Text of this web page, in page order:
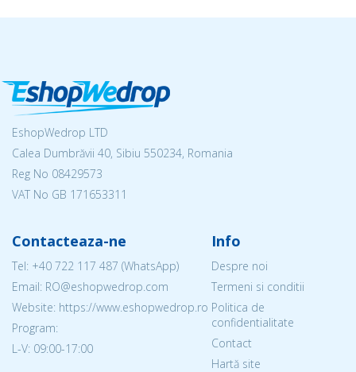
EshopWedrop LTD
Calea Dumbrăvii 40, Sibiu 550234, Romania
Reg No 08429573
VAT No GB 171653311
Contacteaza-ne
Tel: +40 722 117 487 (WhatsApp)
Email: RO@eshopwedrop.com
Website: https://www.eshopwedrop.ro
Program:
L-V: 09:00-17:00
Info
Despre noi
Termeni si conditii
Politica de
confidentialitate
Contact
Hartă site